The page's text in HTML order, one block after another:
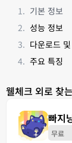
기본 정보
성능 정보
다운로드
주요 특징
웰체크 외로 찾
빠지
무료